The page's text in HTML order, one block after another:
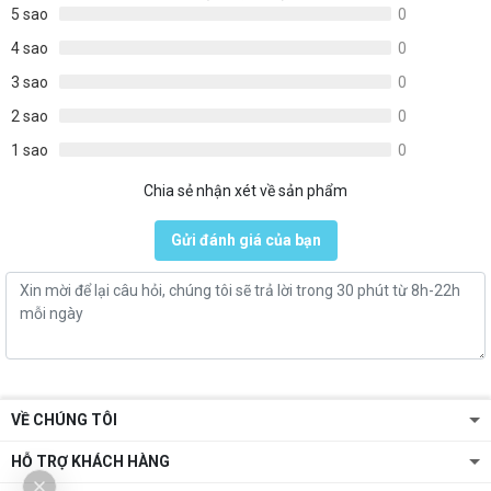
5 sao
0
4 sao
0
3 sao
0
2 sao
0
1 sao
0
Chia sẻ nhận xét về sản phẩm
Gửi đánh giá của bạn
VỀ CHÚNG TÔI
HỖ TRỢ KHÁCH HÀNG